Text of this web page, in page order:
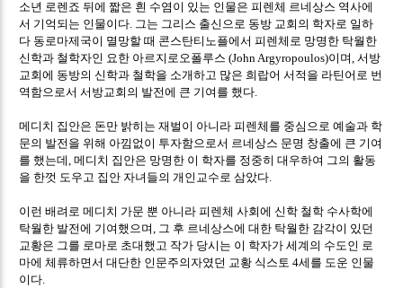
소년 로렌죠 뒤에 짧은 흰 수염이 있는 인물은 피렌체 르네상스 역사에
서 기억되는 인물이다 그는 그리스 출신으로 동방 교회의 학자로 일하
다 동로마제국이 멸망할 때 콘스탄티노플에서 피렌체로 망명한 탁월한
신학과 철학자인 요한 아르지로오폴루스(John Argyropoulos)이며 ,서방
교회에 동방의 신학과 철학을 소개하고 많은 희랍어 서적을 라틴어로 번
역함으로서 서방교회의 발전에 큰 기여를 했다
메디치 집안은 돈만 밝히는 재벌이 아니라 피렌체를 중심으로 예술과 학
문의 발전을 위해 아낌없이 투자함으로서 르네상스 문명 창출에 큰 기여
를 했는데 ,메디치 집안은 망명한 이 학자를 정중히 대우하여 그의 활동
을 한껏 도우고 집안 자녀들의 개인교수로 삼았다
이런 배려로 메디치 가문 뿐 아니라 피렌체 사회에 신학 철학 수사학에
탁월한 발전에 기여했으며 그 후 르네상스에 대한 탁월한 감각이 있던
교황은 그를 로마로 초대했고 작가 당시는 이 학자가 세계의 수도인 로
마에 체류하면서 대단한 인문주의자였던 교황 식스토4세를 도운 인물
이다